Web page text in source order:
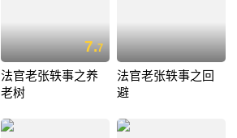
7.7
法官老张轶事之养
老树
法官老张轶事之回
避